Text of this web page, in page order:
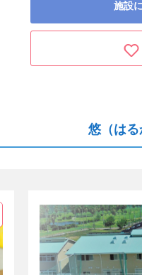
施設
悠（は